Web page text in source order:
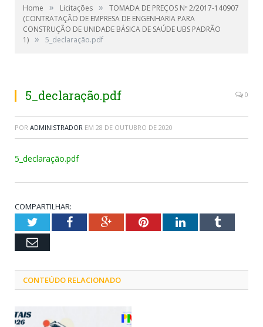
Home » Licitações »
TOMADA DE PREÇOS Nº 2/2017-140907
(CONTRATAÇÃO DE EMPRESA DE ENGENHARIA PARA
CONSTRUÇÃO DE UNIDADE BÁSICA DE SAÚDE UBS PADRÃO
1) » 5_declaração.pdf
5_declaração.pdf 0
POR ADMINISTRADOR EM 28 DE OUTUBRO DE 2020
5_declaração.pdf
COMPARTILHAR:
TwitterFacebookGoogle+PinterestLinkedInTumblr
Email
CONTEÚDO RELACIONADO